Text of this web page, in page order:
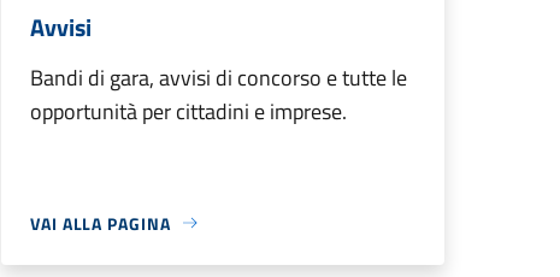
Avvisi
Bandi di gara, avvisi di concorso e tutte le
opportunità per cittadini e imprese.
VAI ALLA PAGINA